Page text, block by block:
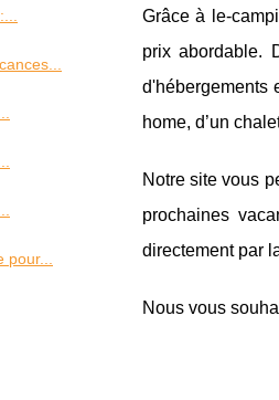
Grâce à le-
prix abordable.
d'hébergements
home, d’un
Notre site vous
prochaines
directement par
Nous vous